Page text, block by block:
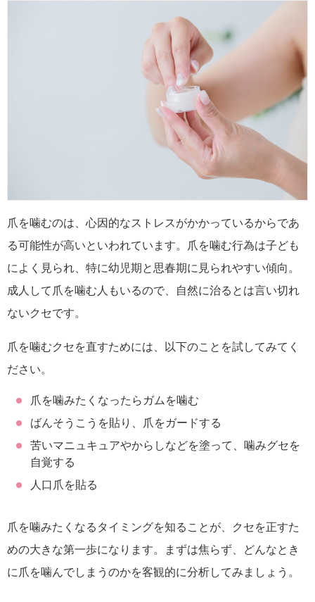
爪を噛むのは、心因的なストレスがかかっているからであ
る可能性が高いといわれています。爪を噛む行為は子ども
によく見られ、特に幼児期と思春期に見られやすい傾向。
成人して爪を噛む人もいるので、自然に治るとは言い切れ
ないクセです。
爪を噛むクセを直すためには、以下のことを試してみてく
ださい。
爪を噛みたくなったらガムを噛む
ばんそうこうを貼り、爪をガードする
苦いマニュキュアやからしなどを塗って、噛みグセを
自覚する
人口爪を貼る
爪を噛みたくなるタイミングを知ることが、クセを正すた
めの大きな第一歩になります。まずは焦らず、どんなとき
に爪を噛んでしまうのかを客観的に分析してみましょう。